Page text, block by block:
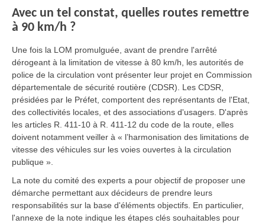
Avec un tel constat, quelles routes remettre
à 90 km/h ?
Une fois la LOM promulguée, avant de prendre l'arrêté
dérogeant à la limitation de vitesse à 80 km/h, les autorités de
police de la circulation vont présenter leur projet en Commission
départementale de sécurité routière (CDSR). Les CDSR,
présidées par le Préfet, comportent des représentants de l'Etat,
des collectivités locales, et des associations d'usagers. D'après
les articles R. 411-10 à R. 411-12 du code de la route, elles
doivent notamment veiller à « l’harmonisation des limitations de
vitesse des véhicules sur les voies ouvertes à la circulation
publique ».
La note du comité des experts a pour objectif de proposer une
démarche permettant aux décideurs de prendre leurs
responsabilités sur la base d'éléments objectifs. En particulier,
l'annexe de la note indique les étapes clés souhaitables pour